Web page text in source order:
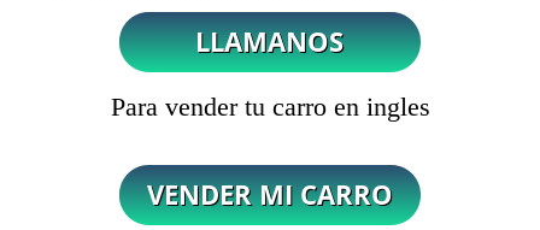
Para vender tu carro en ingles